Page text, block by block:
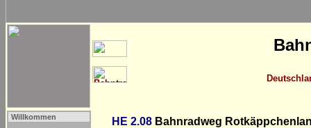
Willkommen HE 2.08 Bahnradweg